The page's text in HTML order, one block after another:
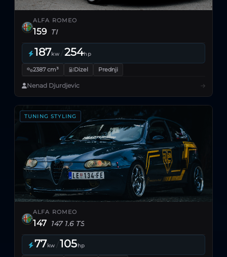
ALFA ROMEO
159 TI
187kw /254hp
2387 cm³ Dizel Prednji
Nenad Djurdjevic
TUNING STYLING
ALFA ROMEO
147 147 1.6 TS
77kw /105hp